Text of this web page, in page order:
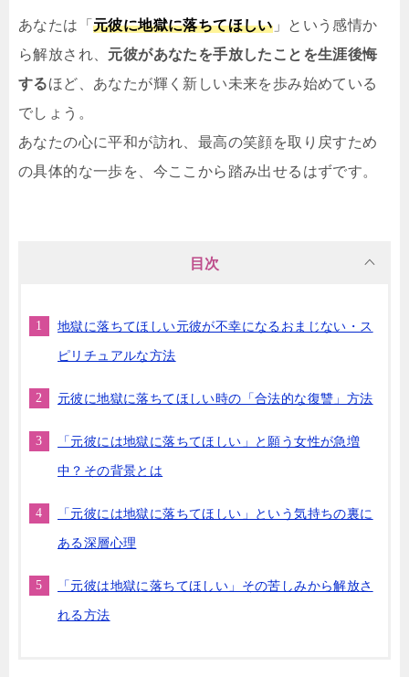
あなたは「 元彼に地獄に落ちてほしい」という感情か
ら解放され、 元彼があなたを手放したことを生涯後悔
するほど、あなたが輝く新しい未来を歩み始めている
でしょう。
あなたの心に平和が訪れ、最高の笑顔を取り戻すため
の具体的な一歩を、今ここから踏み出せるはずです。
目次
地獄に落ちてほしい元彼が不幸になるおまじない・ス
ピリチュアルな方法
元彼に地獄に落ちてほしい時の「合法的な復讐」方法
「元彼には地獄に落ちてほしい」と願う女性が急増
中？その背景とは
「元彼には地獄に落ちてほしい」という気持ちの裏に
ある深層心理
「元彼は地獄に落ちてほしい」その苦しみから解放さ
れる方法